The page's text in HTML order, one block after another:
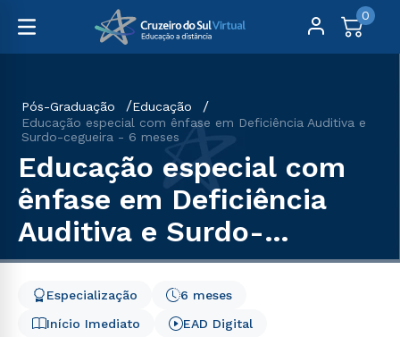
0
Pós-Graduação
Educação
Educação especial com ênfase em Deficiência Auditiva e
Surdo-cegueira - 6 meses
Educação especial com
ênfase em Deficiência
Auditiva e Surdo-
cegueira - 6 meses
Início Imediato
6 meses
Especialização
EAD Digital